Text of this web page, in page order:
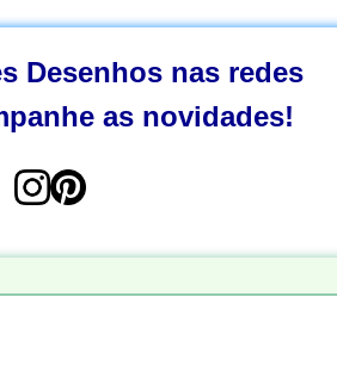
Desenhos nas redes
as novidades!